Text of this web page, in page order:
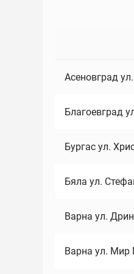
Асеновград
Благоевград
Бургас ул.
Бяла ул.
Варна ул.
Варна ул.